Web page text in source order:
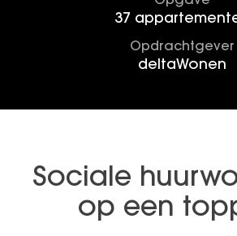
37
Opdrachtgever
deltaWonen
Sociale
op een